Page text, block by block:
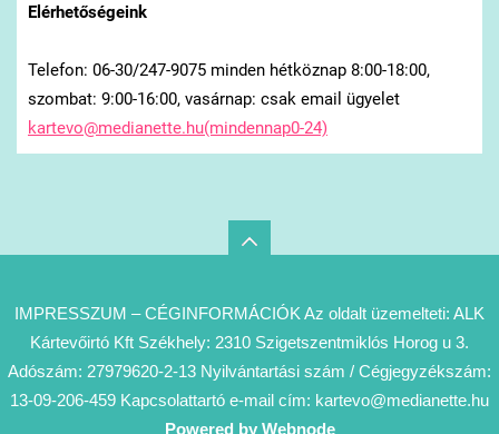
Elérhetőségeink
Telefon: 06-30/247-9075 minden hétköznap 8:00-18:00,
szombat: 9:00-16:00, vasárnap: csak email ügyelet
kartevo@medianette.hu(mindennap0-24)
IMPRESSZUM – CÉGINFORMÁCIÓK Az oldalt üzemelteti: ALK
Kártevőirtó Kft Székhely: 2310 Szigetszentmiklós Horog u 3.
Adószám: 27979620-2-13 Nyilvántartási szám / Cégjegyzékszám:
13-09-206-459 Kapcsolattartó e-mail cím: kartevo@medianette.hu
Powered by Webnode